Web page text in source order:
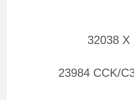
32038 X
23984 CCK/